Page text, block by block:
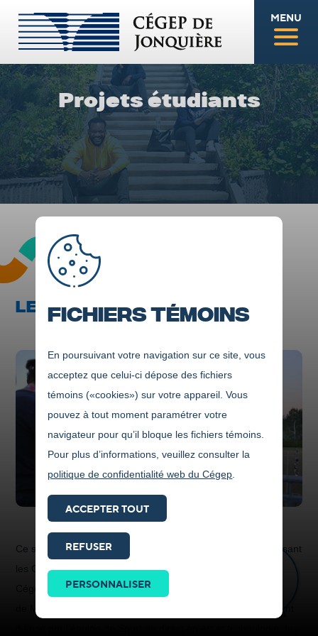
Fichiers témoins
En poursuivant votre navigation sur ce site, vous
acceptez que celui-ci dépose des fichiers
témoins («cookies») sur votre appareil. Vous
pouvez à tout moment paramétrer votre
navigateur pour qu’il bloque les fichiers témoins.
Pour plus d’informations, veuillez consulter la
politique de confidentialité web du Cégep
ACCEPTER TOUT
REFUSER
PERSONNALISER
MENU
Projets étudiants
LES GAILLARDS SUR MATV
Ce samedi 29 septembre, à 13 h, le match de football opposant
les Gaillards du Cégep de Jonquière contre les Pionniers du
Cégep de Rimouski sera diffusé en direct sur la chaîne de télé